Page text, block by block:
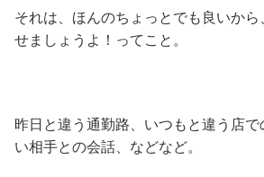
それは、ほんのちょっとでも良いか
せましょうよ！ってこと。
昨日と違う通勤路、いつもと違う店
い相手との会話、などなど。